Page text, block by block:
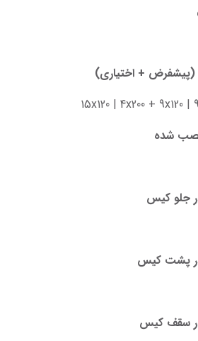
+ اختیاری)
15x120 | 4x200 + 9x120 |
شده